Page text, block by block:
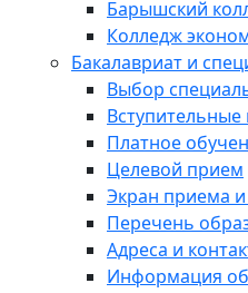
Барышский
Колледж
Бакалавриат и
Выбор
Платное
Целевой прием
Экран приема
Перечень
Адреса и
Информация